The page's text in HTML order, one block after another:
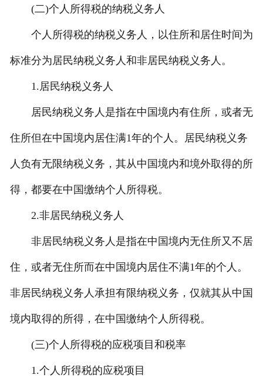
(二)个人所得税的纳税义务人
个人所得税的纳税义务人，以住所和居住时间为
标准分为居民纳税义务人和非居民纳税义务人。
1.居民纳税义务人
居民纳税义务人是指在中国境内有住所，或者无
住所但在中国境内居住满1年的个人。居民纳税义务
人负有无限纳税义务，其从中国境内和境外取得的所
得，都要在中国缴纳个人所得税。
2.非居民纳税义务人
非居民纳税义务人是指在中国境内无住所又不居
住，或者无住所而在中国境内居住不满1年的个人。
非居民纳税义务人承担有限纳税义务，仅就其从中国
境内取得的所得，在中国缴纳个人所得税。
(三)个人所得税的应税项目和税率
1.个人所得税的应税项目